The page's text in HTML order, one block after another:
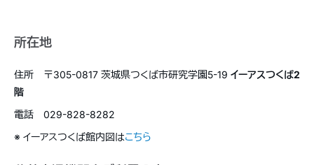
所在地
住所 〒305-0817 茨城県つくば市研究学園5-19 イーアスつくば2
階
電話 029-828-8282
※ イーアスつくば館内図はこちら